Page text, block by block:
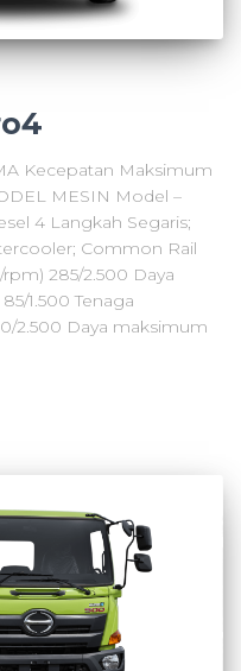
Kecepatan Maksimum
MESIN Model –
4 Langkah Segaris;
Common Rail
285/2.500 Daya
1.500 Tenaga
2.500 Daya maksimum